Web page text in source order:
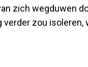
zich wegduwen
zou